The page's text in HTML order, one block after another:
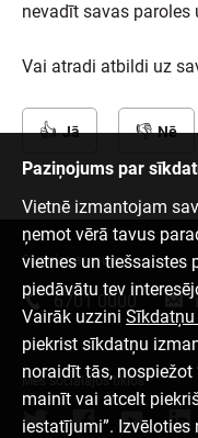
nevadīt savas paroles
Vai atradi atbildi uz
Jā Nē
Paziņojums par
Vietnē izmantojam
ņemot vērā tavus
vietnes un tiešsaistes
piedāvātu tev
Vairāk uzzini
piekrist sīkdatņu
noraidīt tās, nospiežot
mainīt vai atcelt
iestatījumi”.
Sazinies ar mums
6701 0000
Mēs sociālajos tīklos